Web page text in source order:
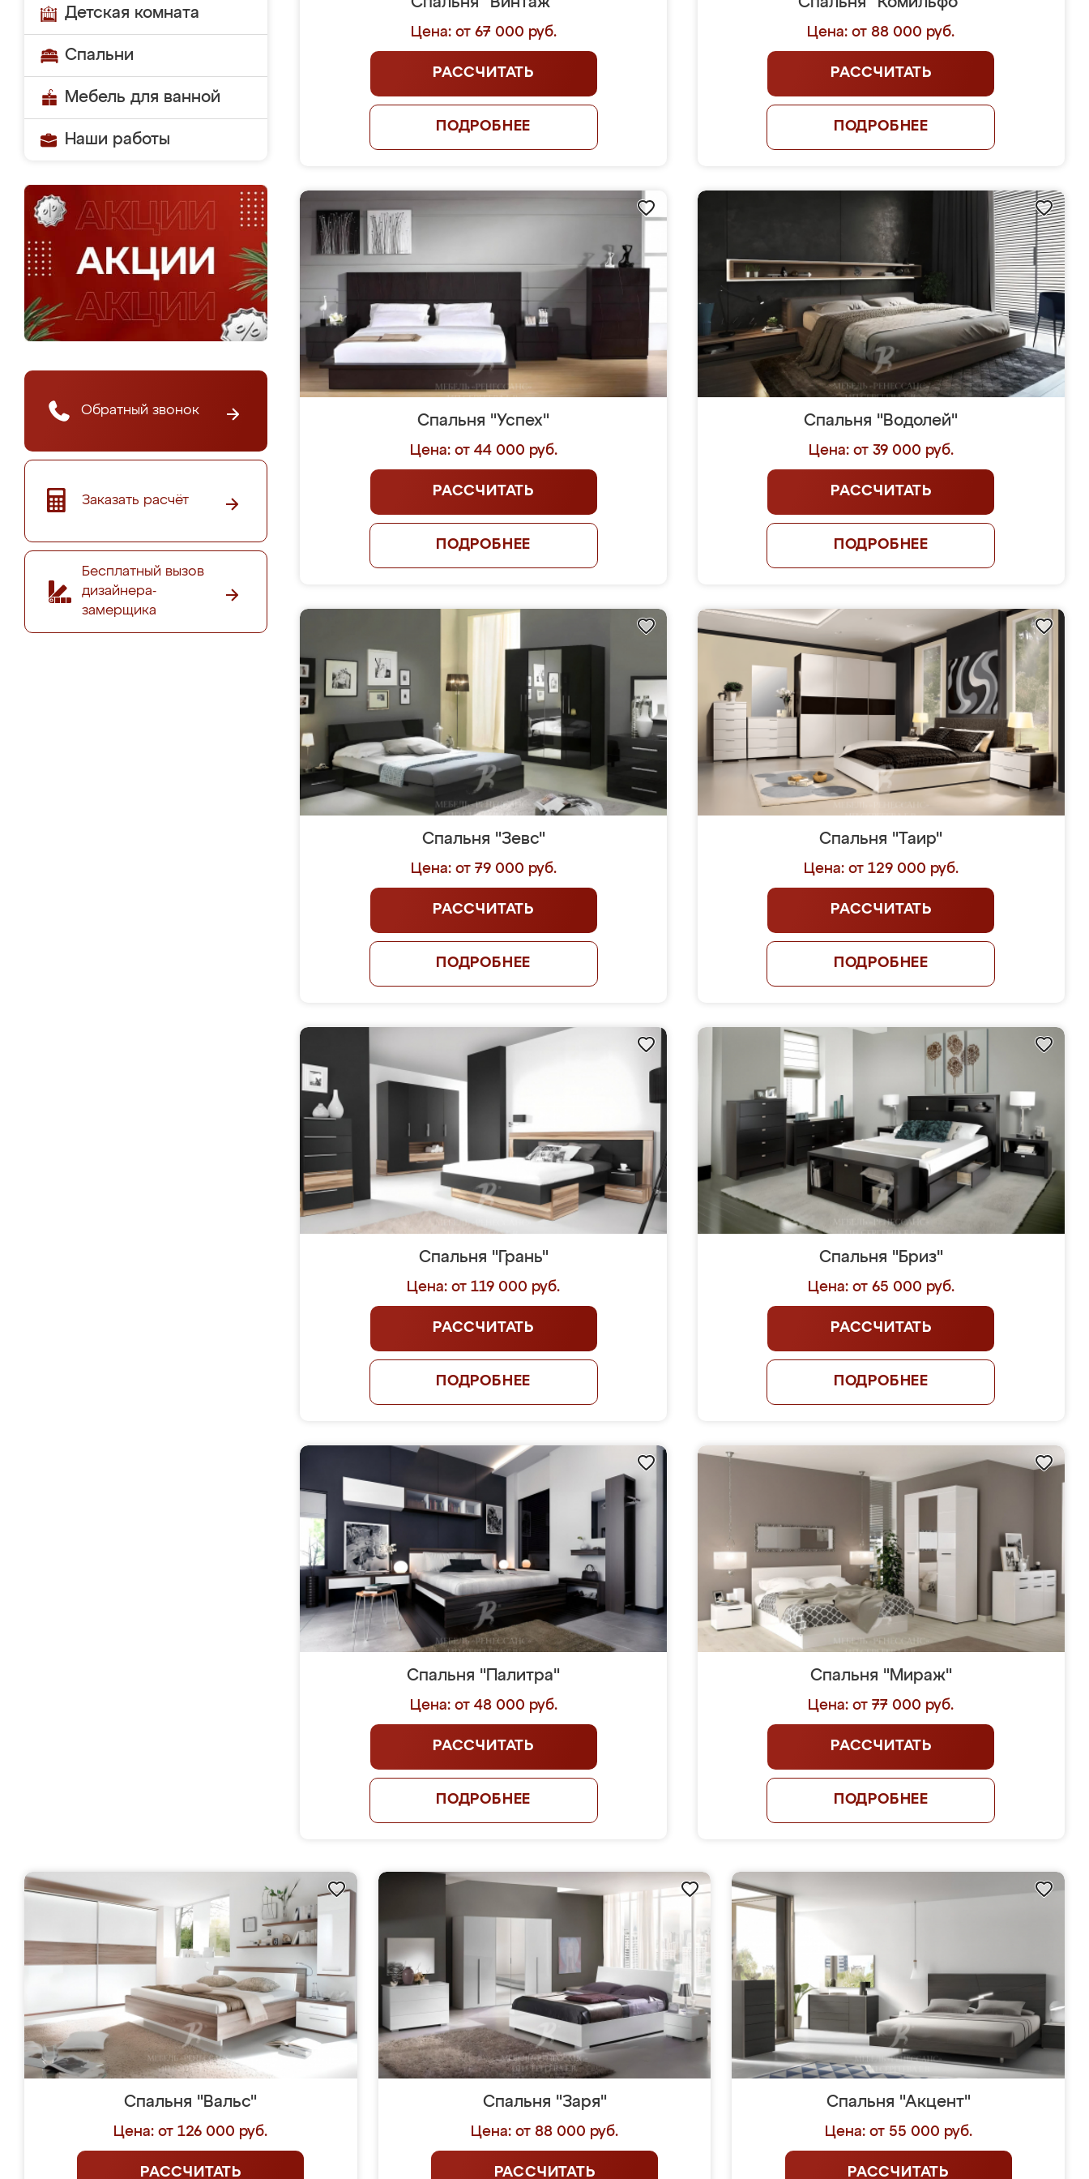
Детская комната
Спальни
Мебель для ванной
Наши работы
Обратный звонок
Заказать расчёт
Бесплатный вызов
дизайнера-
замерщика
Цена: от 67 000 руб.
РАССЧИТАТЬ
ПОДРОБНЕЕ
Цена: от 88 000 руб.
РАССЧИТАТЬ
ПОДРОБНЕЕ
Спальня "Успех"
Цена: от 44 000 руб.
РАССЧИТАТЬ
ПОДРОБНЕЕ
Спальня "Водолей"
Цена: от 39 000 руб.
РАССЧИТАТЬ
ПОДРОБНЕЕ
Спальня "Зевс"
Цена: от 79 000 руб.
РАССЧИТАТЬ
ПОДРОБНЕЕ
Спальня "Таир"
Цена: от 129 000 руб.
РАССЧИТАТЬ
ПОДРОБНЕЕ
Спальня "Грань"
Цена: от 119 000 руб.
РАССЧИТАТЬ
ПОДРОБНЕЕ
Спальня "Бриз"
Цена: от 65 000 руб.
РАССЧИТАТЬ
ПОДРОБНЕЕ
Спальня "Палитра"
Цена: от 48 000 руб.
РАССЧИТАТЬ
ПОДРОБНЕЕ
Спальня "Мираж"
Цена: от 77 000 руб.
РАССЧИТАТЬ
ПОДРОБНЕЕ
Спальня "Вальс"
Цена: от 126 000 руб.
РАССЧИТАТЬ
Спальня "Заря"
Цена: от 88 000 руб.
РАССЧИТАТЬ
Спальня "Акцент"
Цена: от 55 000 руб.
РАССЧИТАТЬ